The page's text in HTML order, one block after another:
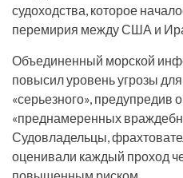
судоходства, которое
перемирия между США и
Объединенный морской
повысил уровень угрозы
«серьезного», предупредив
«преднамеренных
Судовладельцы,
оценивали каждый проход